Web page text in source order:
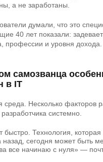
а не заработаны.
думали, что это
40 лет показали:
профессии и уровня дохода.
самозванца
в IT
среда. Несколько факторов
системно.
быстро. Технология,
назад, сегодня может быть
все начинаю с нуля» —